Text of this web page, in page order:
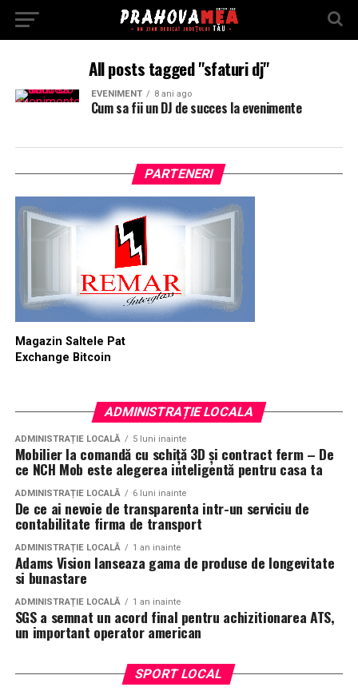
All posts tagged "sfaturi dj"
EVENIMENT 8 ani ago
Cum sa fii un DJ de succes la evenimente
PARTENERI
Magazin Saltele Pat
Exchange Bitcoin
ADMINISTRAȚIE LOCALA
ADMINISTRAȚIE LOCALĂ 5 luni inainte
Mobilier la comandă cu schiță 3D și contract ferm – De
ce NCH Mob este alegerea inteligentă pentru casa ta
ADMINISTRAȚIE LOCALĂ 6 luni inainte
De ce ai nevoie de transparenta intr-un serviciu de
contabilitate firma de transport
ADMINISTRAȚIE LOCALĂ 1 an inainte
Adams Vision lanseaza gama de produse de longevitate
si bunastare
ADMINISTRAȚIE LOCALĂ 1 an inainte
SGS a semnat un acord final pentru achizitionarea ATS,
un important operator american
SPORT LOCAL